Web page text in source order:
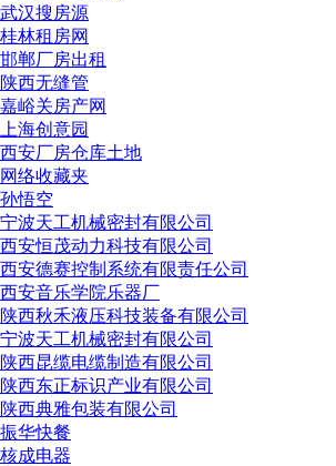
武汉搜房源
桂林租房网
邯郸厂房出租
陕西无缝管
嘉峪关房产网
上海创意园
西安厂房仓库土地
网络收藏夹
孙悟空
宁波天工机械密封有限公司
西安恒茂动力科技有限公司
西安德赛控制系统有限责任公司
西安音乐学院乐器厂
陕西秋禾液压科技装备有限公司
宁波天工机械密封有限公司
陕西昆缆电缆制造有限公司
陕西东正标识产业有限公司
陕西典雅包装有限公司
振华快餐
核成电器